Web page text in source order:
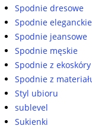
Spodnie dresowe
Spodnie eleganckie
Spodnie jeansowe
Spodnie męskie
Spodnie z ekoskóry
Spodnie z
Styl ubioru
sublevel
Sukienki